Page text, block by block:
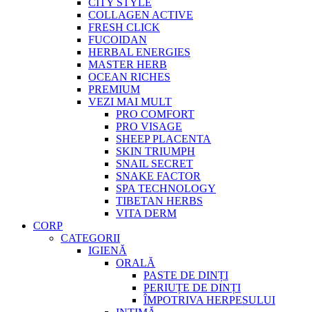
CITY STYLE
COLLAGEN ACTIVE
FRESH CLICK
FUCOIDAN
HERBAL ENERGIES
MASTER HERB
OCEAN RICHES
PREMIUM
VEZI MAI MULT
PRO COMFORT
PRO VISAGE
SHEEP PLACENTA
SKIN TRIUMPH
SNAIL SECRET
SNAKE FACTOR
SPA TECHNOLOGY
TIBETAN HERBS
VITA DERM
CORP
CATEGORII
IGIENĂ
ORALĂ
PASTE DE DINȚI
PERIUȚE DE DINȚI
ÎMPOTRIVA HERPESULUI